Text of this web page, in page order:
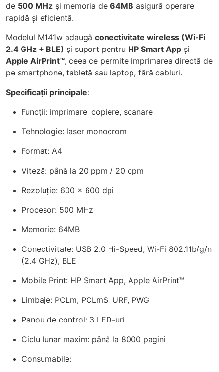
de 500 MHz și memoria de 64MB asigură operare
rapidă și eficientă.
Modelul M141w adaugă conectivitate wireless (Wi-Fi
2.4 GHz + BLE) și suport pentru HP Smart App și
Apple AirPrint™, ceea ce permite imprimarea directă de
pe smartphone, tabletă sau laptop, fără cabluri.
Specificații principale:
Funcții: imprimare, copiere, scanare
Tehnologie: laser monocrom
Format: A4
Viteză: până la 20 ppm / 20 cpm
Rezoluție: 600 x 600 dpi
Procesor: 500 MHz
Memorie: 64MB
Conectivitate: USB 2.0 Hi-Speed, Wi-Fi 802.11b/g/n
(2.4 GHz), BLE
Mobile Print: HP Smart App, Apple AirPrint™
Limbaje: PCLm, PCLmS, URF, PWG
Panou de control: 3 LED-uri
Ciclu lunar maxim: până la 8000 pagini
Consumabile: